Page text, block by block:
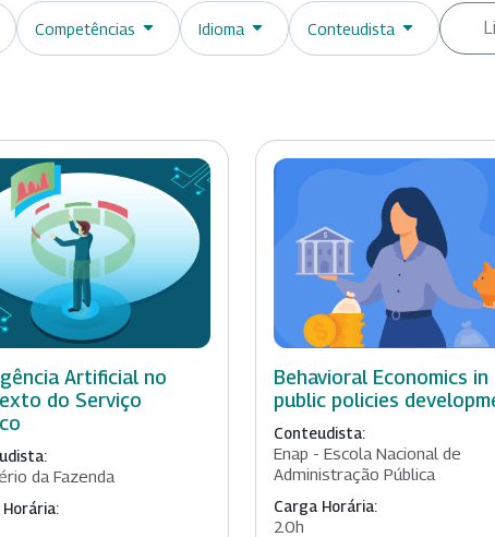
Competências Idioma Conteudista
Artificial no
do Serviço
da Fazenda
Behavioral Economics in
public policies
Conteudista:
Enap - Escola Nacional de
Administração Pública
Carga Horária:
20h